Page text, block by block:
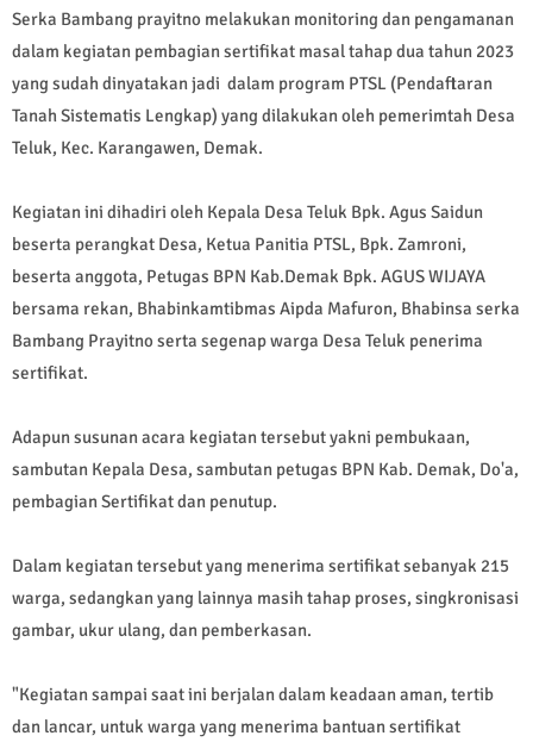
Serka Bambang prayitno melakukan monitoring dan pengamanan
dalam kegiatan pembagian sertifikat masal tahap dua tahun 2023
yang sudah dinyatakan jadi dalam program PTSL (Pendaftaran
Tanah Sistematis Lengkap) yang dilakukan oleh pemerimtah Desa
Teluk, Kec. Karangawen, Demak.
Kegiatan ini dihadiri oleh Kepala Desa Teluk Bpk. Agus Saidun
beserta perangkat Desa, Ketua Panitia PTSL, Bpk. Zamroni,
beserta anggota, Petugas BPN Kab.Demak Bpk. AGUS WIJAYA
bersama rekan, Bhabinkamtibmas Aipda Mafuron, Bhabinsa serka
Bambang Prayitno serta segenap warga Desa Teluk penerima
sertifikat.
Adapun susunan acara kegiatan tersebut yakni pembukaan,
sambutan Kepala Desa, sambutan petugas BPN Kab. Demak, Do'a,
pembagian Sertifikat dan penutup.
Dalam kegiatan tersebut yang menerima sertifikat sebanyak 215
warga, sedangkan yang lainnya masih tahap proses, singkronisasi
gambar, ukur ulang, dan pemberkasan.
"Kegiatan sampai saat ini berjalan dalam keadaan aman, tertib
dan lancar, untuk warga yang menerima bantuan sertifikat